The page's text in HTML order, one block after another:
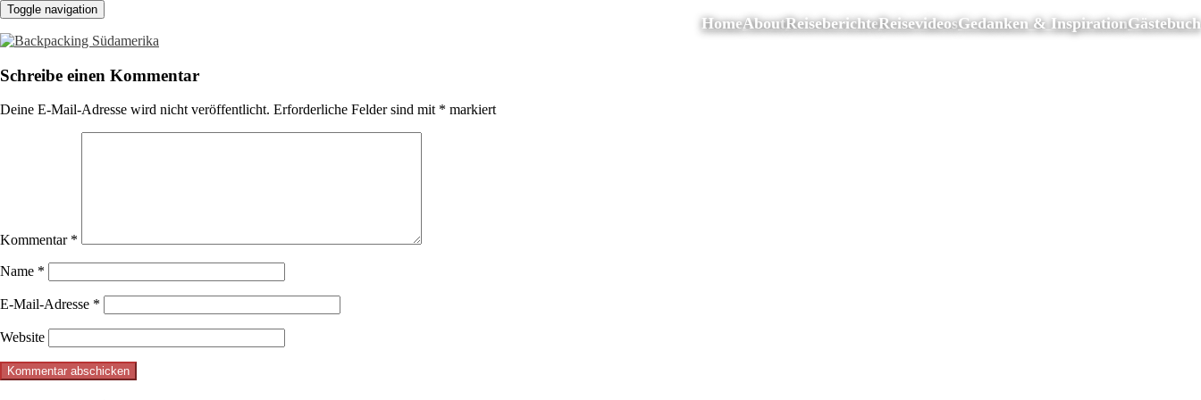
Toggle navigation
HomeAboutReiseberichteReisevideosGedanken & InspirationGästebuch
Schreibe einen Kommentar
Deine E-Mail-Adresse wird nicht veröffentlicht. Erforderliche Felder sind mit * markiert
Kommentar *
Name *
E-Mail-Adresse *
Website